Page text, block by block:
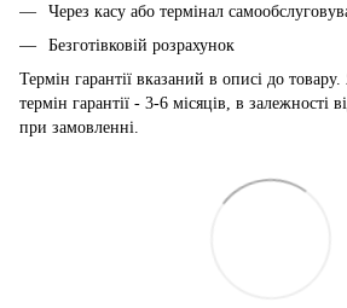
Через касу або термінал
Безготівковій розрахунок
Термін гарантії вказаний в описі до
термін гарантії - 3-6 місяців, в залежності
при замовленні.